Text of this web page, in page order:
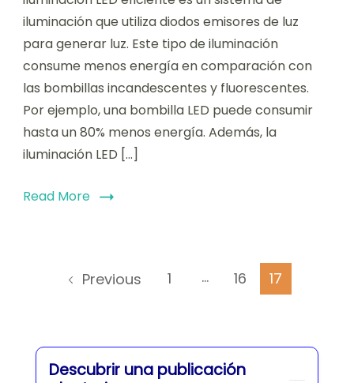
iluminación que utiliza diodos emisores de luz
para generar luz. Este tipo de iluminación
consume menos energía en comparación con
las bombillas incandescentes y fluorescentes.
Por ejemplo, una bombilla LED puede consumir
hasta un 80% menos energía. Además, la
iluminación LED […]
Read More
PostsPrevious Page
1 … Page
16 Page
17
Descubrir una publicación